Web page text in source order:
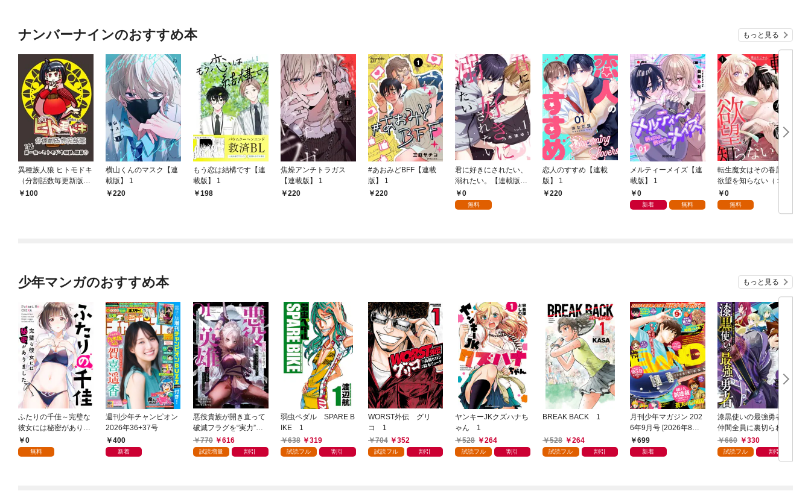
ナンバーナインのおすすめ本 もっと見る
異種族人狼 ヒトモドキ
（分割話数毎更新版）
1話① ヒトモドキ騒
100
横山くんのマスク【連
載版】 1
220
もう恋は結構です【連
載版】 1
198
焦燥アンチトラガス
【連載版】 1
220
#あおみどBFF【連載
版】 1
220
君に好きにされたい、
溺れたい。【連載版】
1 0
無料
恋人のすすめ【連載
版】 1
220
メルティーメイズ【連
載版】 1
0
新着 無料
転生魔女はその眷属の
欲望を知らない（１）
0
無料
少年マンガのおすすめ本 もっと見る
ふたりの千佳～完璧な
彼女には秘密がありま
した(1)
0
無料
週刊少年チャンピオン
2026年36+37号
400
新着
悪役貴族が開き直って
破滅フラグを“実力”で
叩き折っていたら、い
つの間にかヒロイン達
770 616
試読増量 割引
弱虫ペダル SPARE B
IKE 1
638
319
試読フル 割引
WORST外伝 グリ
コ 1
704
352
試読フル 割引
ヤンキーJKクズハナち
ゃん 1
528
264
試読フル 割引
BREAK BACK 1
528 264
試読フル 割引
月刊少年マガジン 202
6年9月号 [2026年8月6
日発売]
699
新着
漆黒使いの最強勇者
仲間全員に裏切られた
ので最強の魔物と組み
ます 1巻
660 330
試読フル 割引